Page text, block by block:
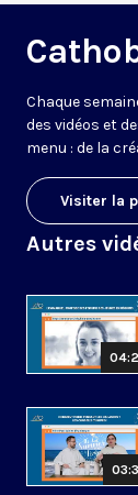
Chaque
des vidéos et
menu : de la
Visiter la
Autres